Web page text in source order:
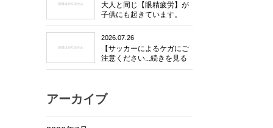
大人と同じ【眼精疲労】が
子供にも起きています。
2026.07.26
【サッカーによるケガにご
注意ください...続きを見る
アーカイブ